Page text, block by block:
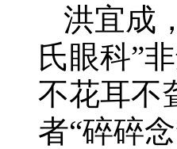
洪宜成
氏眼科”
不花耳不
者“碎碎